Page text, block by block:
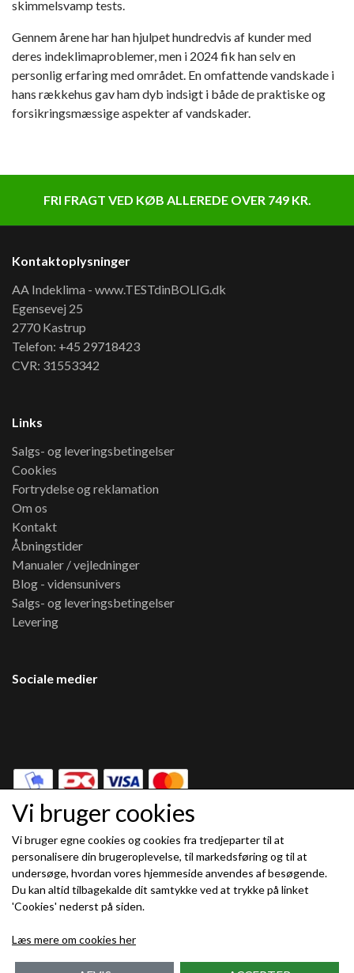
skimmelsvamp tests.
Gennem årene har han hjulpet hundredvis af kunder med
deres indeklimaproblemer, men i 2024 fik han selv en
personlig erfaring med området. En omfattende vandskade i
hans rækkehus gav ham dyb indsigt i både de praktiske og
forsikringsmæssige aspekter af vandskader.
FRI FRAGT VED KØB ALLEREDE OVER 749 KR.
Kontaktoplysninger
AA Indeklima - www.TESTdinBOLIG.dk
Egensevej 25
2770 Kastrup
Telefon: +45 29718423
CVR: 31553342
Links
Salgs- og leveringsbetingelser
Cookies
Fortrydelse og reklamation
Om os
Kontakt
Åbningstider
Manualer / vejledninger
Blog - vidensunivers
Salgs- og leveringsbetingelser
Levering
Sociale medier
Modtag vores nyhedsbrev via e-mail
Tilmeld
(mere information)
Vi bruger cookies
Vi bruger egne cookies og cookies fra tredjeparter til at
personalisere din brugeroplevelse, til markedsføring og til at
undersøge, hvordan vores hjemmeside anvendes af besøgende.
Du kan altid tilbagekalde dit samtykke ved at trykke på linket
'Cookies' nederst på siden.
Læs mere om cookies her